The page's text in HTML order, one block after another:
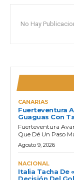
No Hay
CANARIAS
Fuerteventura
Guaguas Con
Fuerteventura
Que Dé Un Paso
Agosto 9, 2026
NACIONAL
Italia Tacha De
Decisión Del